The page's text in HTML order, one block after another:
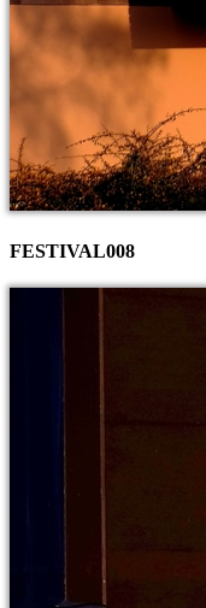
FESTIVAL008